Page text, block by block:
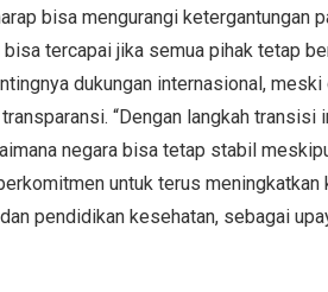
bisa mengurangi ketergantungan
tercapai jika semua pihak tetap
dukungan internasional,
“Dengan langkah transisi
negara bisa tetap stabil
untuk terus
pendidikan kesehatan, sebagai